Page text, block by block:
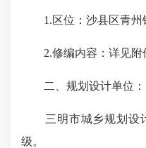
1.区位：沙县区青州
2.修编内容：详见附
二、规划设计单位：
三明市城乡规划设计
级。